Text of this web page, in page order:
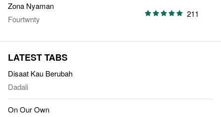
Zona Nyaman
Fourtwnty
211
LATEST TABS
Disaat Kau Berubah
Dadali
On Our Own